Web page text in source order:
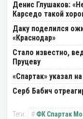
Денис Глушаков:
Карседо такой
Даку поделился
«Краснодар»
Стало известно,
Пруцеву
«Спартак» указал
Серб Бабич
ФК Спартак